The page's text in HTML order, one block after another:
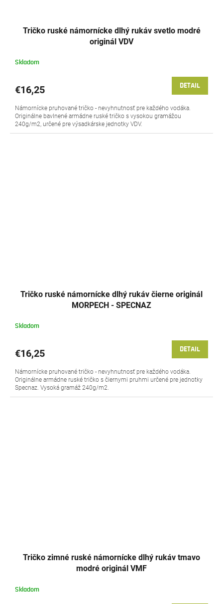
Tričko ruské námornícke dlhý rukáv svetlo modré
originál VDV
Skladom
€16,25 DETAIL
Námornícke pruhované tričko - nevyhnutnosť pre každého vodáka.
Originálne bavlnené armádne ruské tričko s vysokou gramážou
240g/m2, určené pre výsadkárske jednotky VDV.
Tričko ruské námornícke dlhý rukáv čierne originál
MORPECH - SPECNAZ
Skladom
€16,25 DETAIL
Námornícke pruhované tričko - nevyhnutnosť pre každého vodáka.
Originálne armádne ruské tričko s čiernymi pruhmi určené pre jednotky
Specnaz. Vysoká gramáž 240g/m2.
Tričko zimné ruské námornícke dlhý rukáv tmavo
modré originál VMF
Skladom